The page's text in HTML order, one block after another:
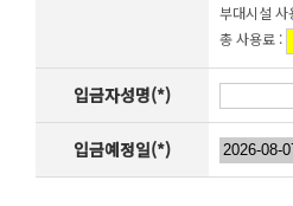
부대시설 사
총 사용료 :
입금자성명(*)
입금예정일(*)